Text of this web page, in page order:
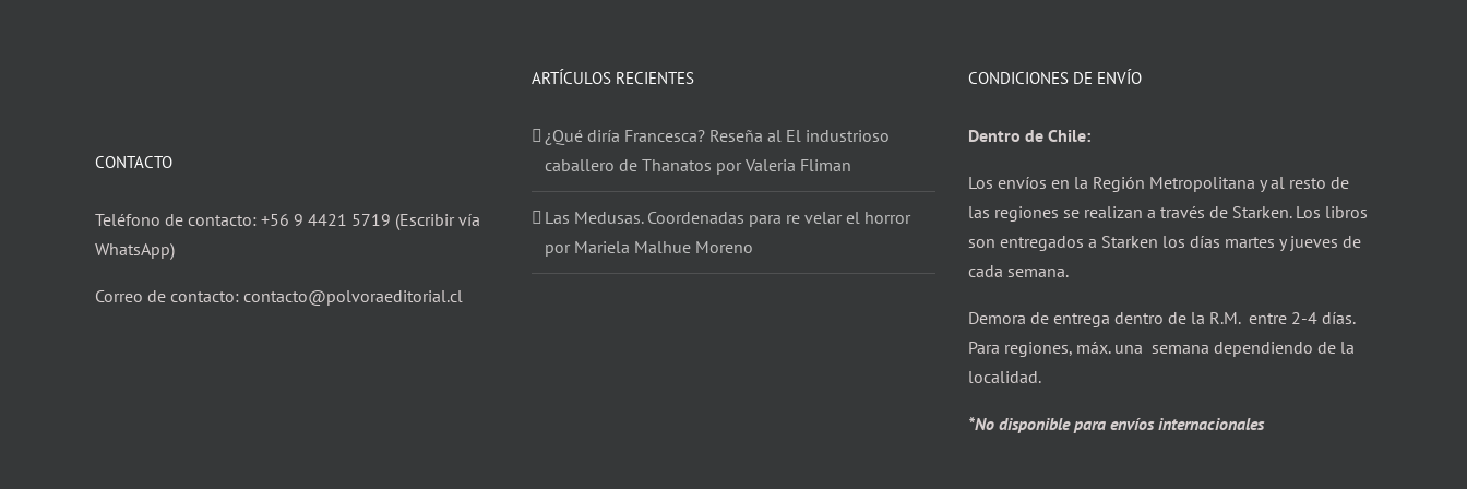
CONTACTO
Teléfono de contacto: +56 9 4421 5719 (Escribir vía
WhatsApp)
Correo de contacto: contacto@polvoraeditorial.cl
ARTÍCULOS RECIENTES
¿Qué diría Francesca? Reseña al El industrioso
caballero de Thanatos por Valeria Fliman
Las Medusas. Coordenadas para re velar el horror
por Mariela Malhue Moreno
CONDICIONES DE ENVÍO
Dentro de Chile:
Los envíos en la Región Metropolitana y al resto de
las regiones se realizan a través de Starken. Los libros
son entregados a Starken los días martes y jueves de
cada semana.
Demora de entrega dentro de la R.M. entre 2-4 días.
Para regiones, máx. una semana dependiendo de la
localidad.
*No disponible para envíos internacionales